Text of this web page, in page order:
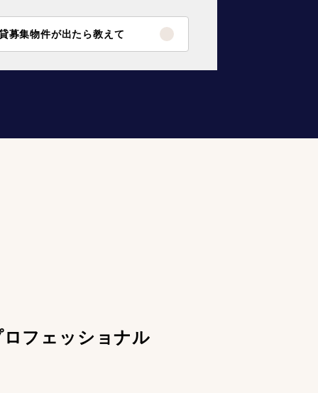
募集物件が出たら教えて
フェッショナル